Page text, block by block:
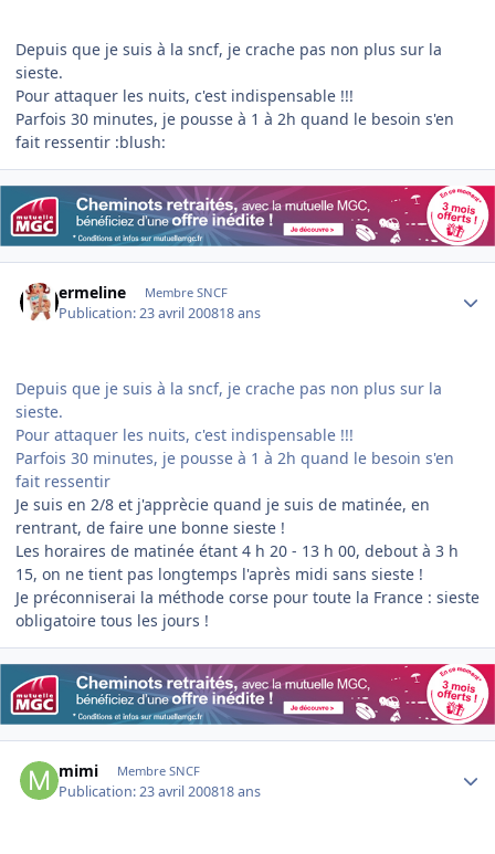
Depuis que je suis à la sncf, je crache pas non plus sur la
sieste.
Pour attaquer les nuits, c'est indispensable !!!
Parfois 30 minutes, je pousse à 1 à 2h quand le besoin s'en
fait ressentir :blush:
ermeline Membre SNCF
Publication:23 avril 200818 ans
Depuis que je suis à la sncf, je crache pas non plus sur la
sieste.
Pour attaquer les nuits, c'est indispensable !!!
Parfois 30 minutes, je pousse à 1 à 2h quand le besoin s'en
fait ressentir
Je suis en 2/8 et j'apprècie quand je suis de matinée, en
rentrant, de faire une bonne sieste !
Les horaires de matinée étant 4 h 20 - 13 h 00, debout à 3 h
15, on ne tient pas longtemps l'après midi sans sieste !
Je préconniserai la méthode corse pour toute la France : sieste
obligatoire tous les jours !
mimi Membre SNCF
Publication:23 avril 200818 ans